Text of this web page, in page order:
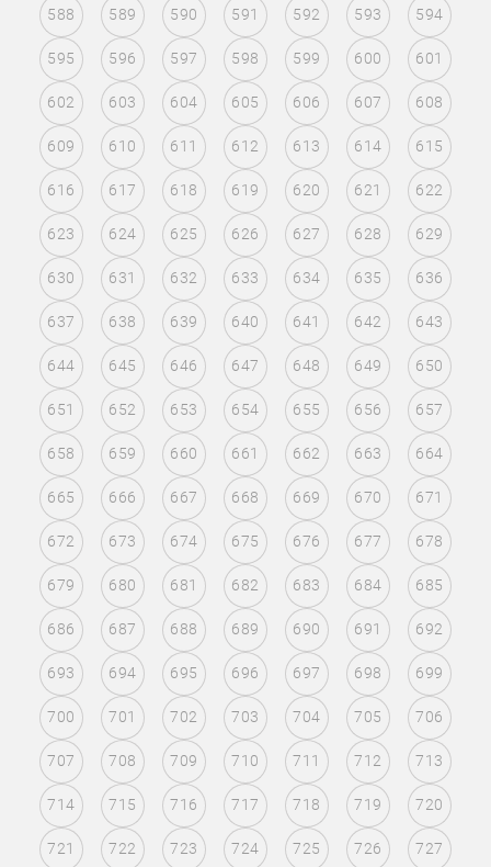
588 589 590 591 592 593 594
595 596 597 598 599 600 601
602 603 604 605 606 607 608
609 610 611 612 613 614 615
616 617 618 619 620 621 622
623 624 625 626 627 628 629
630 631 632 633 634 635 636
637 638 639 640 641 642 643
644 645 646 647 648 649 650
651 652 653 654 655 656 657
658 659 660 661 662 663 664
665 666 667 668 669 670 671
672 673 674 675 676 677 678
679 680 681 682 683 684 685
686 687 688 689 690 691 692
693 694 695 696 697 698 699
700 701 702 703 704 705 706
707 708 709 710 711 712 713
714 715 716 717 718 719 720
721 722 723 724 725 726 727